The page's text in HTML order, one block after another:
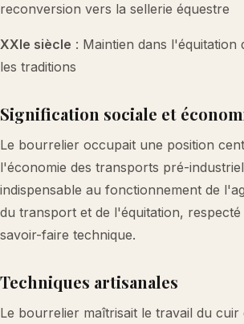
reconversion vers la sellerie équestre
XXIe siècle : Maintien dans l'équitation
les traditions
Signification sociale et
Le bourrelier occupait une position
l'économie des transports pré-
indispensable au fonctionnement de
du transport et de l'équitation,
savoir-faire technique.
Techniques artisanales
Le bourrelier maîtrisait le travail du cuir